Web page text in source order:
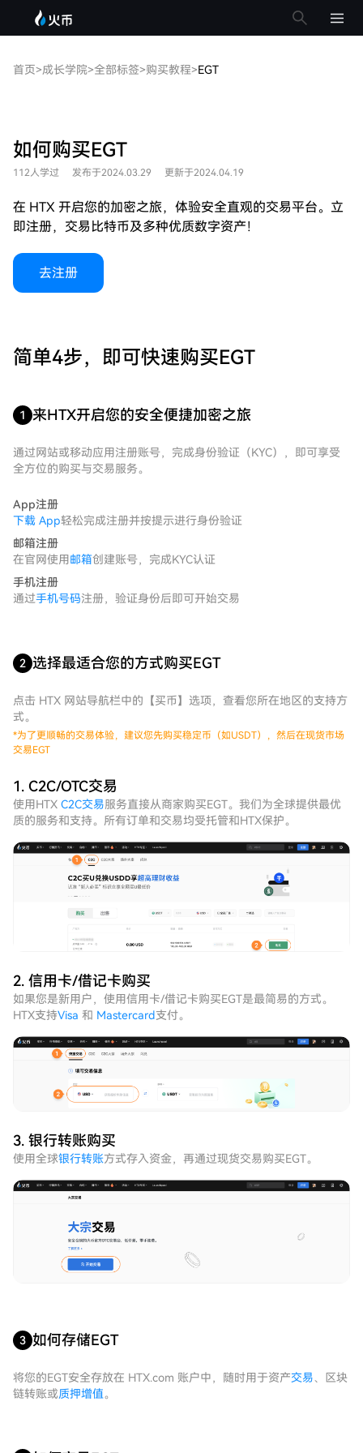
首页>成长学院>全部标签>购买教程>EGT
如何购买EGT
112人学过 发布于2024.03.29 更新于2024.04.19
在 HTX 开启您的加密之旅，体验安全直观的交易平台。立
即注册，交易比特币及多种优质数字资产！
去注册
简单4步，即可快速购买EGT
1 来HTX开启您的安全便捷加密之旅
通过网站或移动应用注册账号，完成身份验证（KYC），即可享受
全方位的购买与交易服务。
App注册
下载 App轻松完成注册并按提示进行身份验证
邮箱注册
在官网使用 邮箱创建账号，完成KYC认证
手机注册
通过手机号码注册，验证身份后即可开始交易
2 选择最适合您的方式购买EGT
点击 HTX 网站导航栏中的【买币】选项，查看您所在地区的支持方
式。
*为了更顺畅的交易体验，建议您先购买稳定币（如USDT），然后在现货市场
交易EGT
1. C2C/OTC交易
使用HTX C2C交易服务直接从商家购买EGT。我们为全球提供最优
质的服务和支持。所有订单和交易均受托管和HTX保护。
2. 信用卡/借记卡购买
如果您是新用户，使用信用卡/借记卡购买EGT是最简易的方式。
HTX支持Visa 和 Mastercard支付。
3. 银行转账购买
使用全球银行转账方式存入资金，再通过现货交易购买EGT。
3 如何存储EGT
将您的EGT安全存放在 HTX.com 账户中，随时用于资产交易、区块
链转账或质押增值。